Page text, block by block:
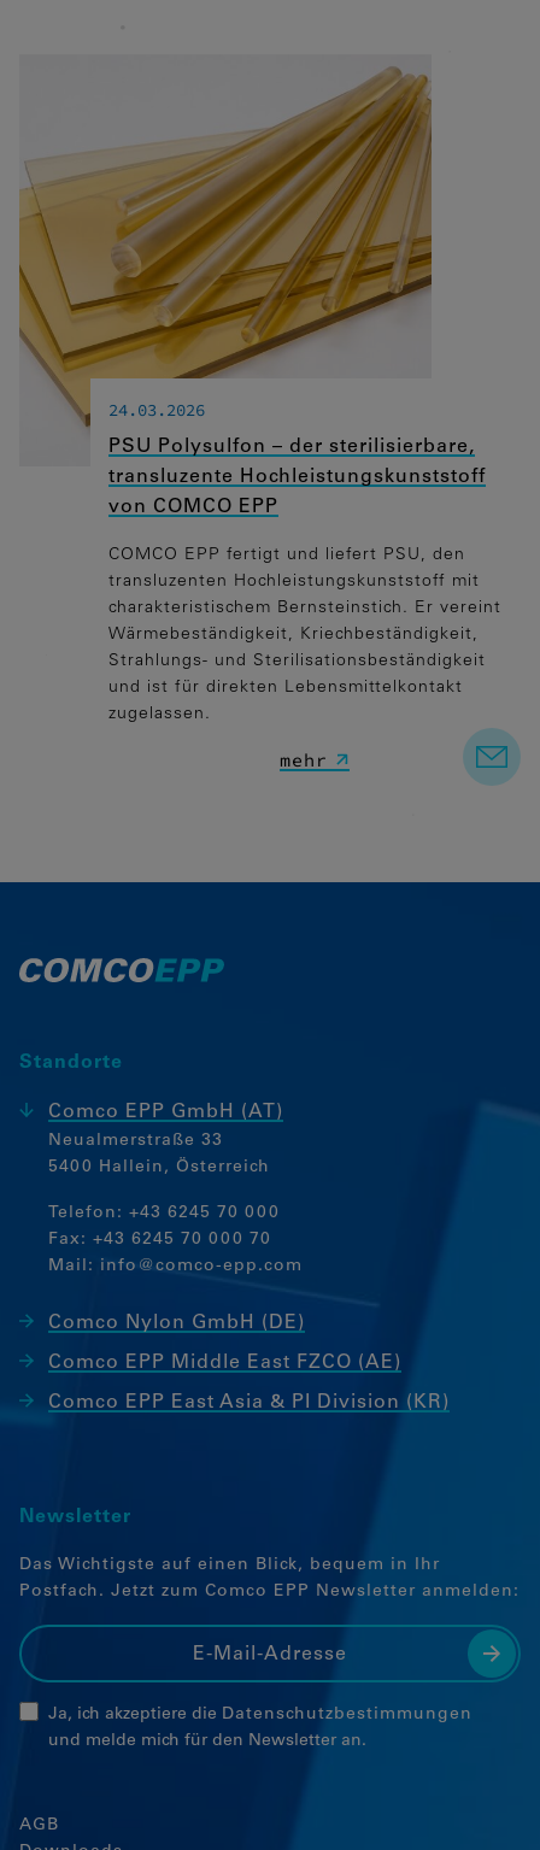
24.03.2026
PSU Polysulfon – der sterilisierbare,
transluzente Hochleistungskunststoff
von COMCO EPP
COMCO EPP fertigt und liefert PSU, den
transluzenten Hochleistungskunststoff mit
charakteristischem Bernsteinstich. Er vereint
Wärmebeständigkeit, Kriechbeständigkeit,
Strahlungs- und Sterilisationsbeständigkeit
und ist für direkten Lebensmittelkontakt
zugelassen.
mehr
Standorte
Comco EPP GmbH (AT)
Neualmerstraße 33
5400 Hallein, Österreich
Telefon: +43 6245 70 000
Fax: +43 6245 70 000 70
Mail: info@comco-epp.com
Comco Nylon GmbH (DE)
Comco EPP Middle East FZCO (AE)
Comco EPP East Asia & PI Division (KR)
Newsletter
Das Wichtigste auf einen Blick, bequem in Ihr
Postfach. Jetzt zum Comco EPP Newsletter anmelden:
Ja, ich akzeptiere die Datenschutzbestimmungen
und melde mich für den Newsletter an.
AGB
Externe Medien
Wenn Cookies von externen Medien
akzeptiert werden, bedarf der Zugriff auf
externe Inhalte keiner manuellen
Zustimmung mehr.
Eingebettete Inhalte